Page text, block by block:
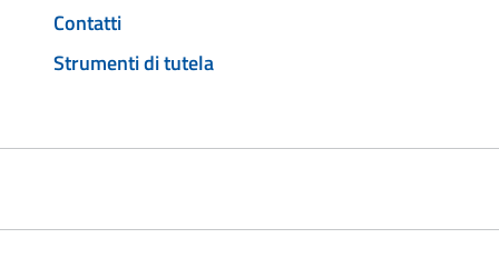
Contatti
Strumenti di tutela